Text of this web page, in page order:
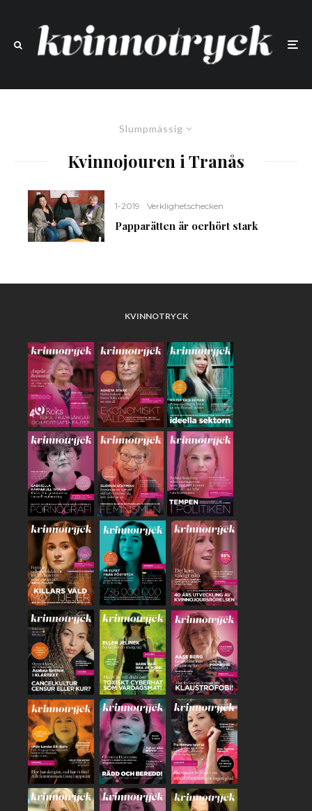
Slumpmässig
Kvinnojouren i Tranås
1-2019 Verklighetschecken
Papparätten är oerhört stark
KVINNOTRYCK